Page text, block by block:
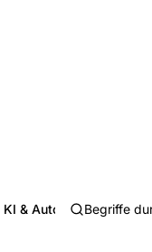
KI & Automatisierung